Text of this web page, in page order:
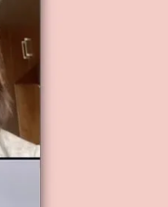
Cantante, Milano